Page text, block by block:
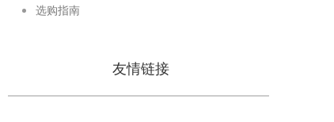
选购指南
友情链接